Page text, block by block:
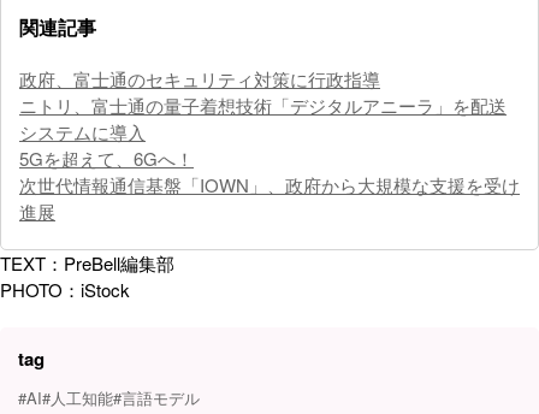
関連記事
政府、富士通のセキュリティ対策に行政指導
ニトリ、富士通の量子着想技術「デジタルアニーラ」を配送
システムに導入
5Gを超えて、6Gへ！
次世代情報通信基盤「IOWN」、政府から大規模な支援を受け
進展
TEXT：PreBell編集部
PHOTO：iStock
tag
#AI#人工知能#言語モデル